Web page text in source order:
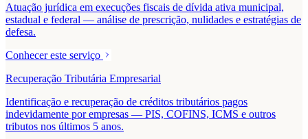
Atuação jurídica em execuções fiscais de dívida ativa municipal,
estadual e federal — análise de prescrição, nulidades e estratégias de
defesa.
Conhecer este serviço
Recuperação Tributária Empresarial
Identificação e recuperação de créditos tributários pagos
indevidamente por empresas — PIS, COFINS, ICMS e outros
tributos nos últimos 5 anos.